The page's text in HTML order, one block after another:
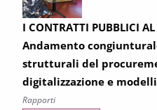
I CONTRATTI PUBBLICI
Andamento
strutturali del
digitalizzazione e
Rapporti